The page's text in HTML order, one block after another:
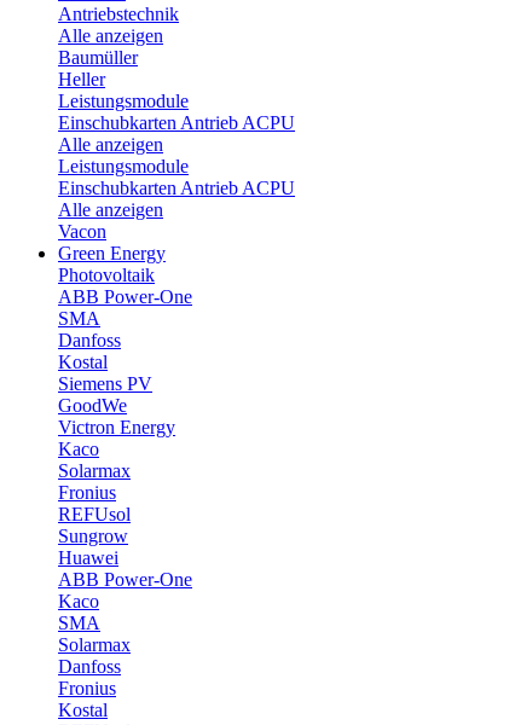
Antriebstechnik
Alle anzeigen
Baumüller
Heller
Leistungsmodule
Einschubkarten Antrieb ACPU
Alle anzeigen
Leistungsmodule
Einschubkarten Antrieb ACPU
Alle anzeigen
Vacon
Green Energy
Photovoltaik
ABB Power-One
SMA
Danfoss
Kostal
Siemens PV
GoodWe
Victron Energy
Kaco
Solarmax
Fronius
REFUsol
Sungrow
Huawei
ABB Power-One
Kaco
SMA
Solarmax
Danfoss
Fronius
Kostal